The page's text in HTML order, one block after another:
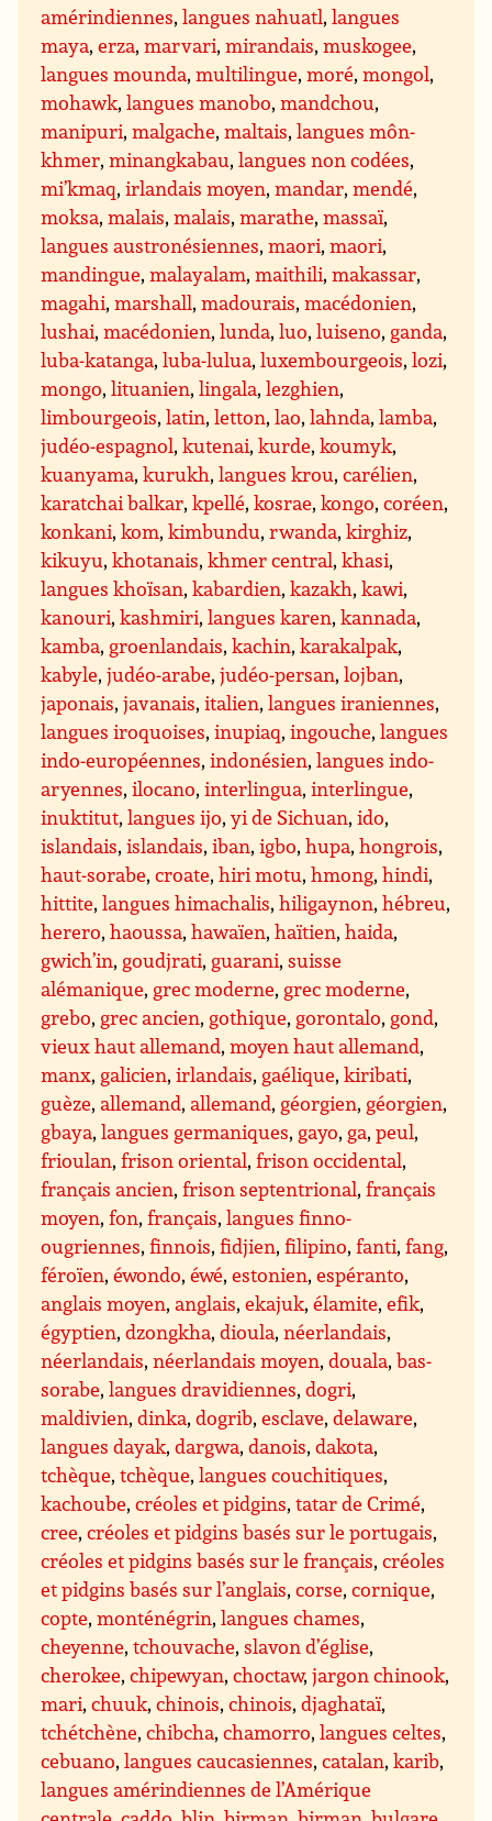
amérindiennes,langues nahuatl,langues
maya,erza,marvari,mirandais,muskogee,
langues mounda,multilingue,moré,mongol,
mohawk,langues manobo,mandchou,
manipuri,malgache,maltais,langues môn-
khmer,minangkabau,langues non codées,
mi’kmaq,irlandais moyen,mandar,mendé,
moksa,malais,malais,marathe,massaï,
langues austronésiennes,maori,maori,
mandingue,malayalam,maithili,makassar,
magahi,marshall,madourais,macédonien,
lushai,macédonien,lunda,luo,luiseno, ganda,
luba-katanga,luba-lulua,luxembourgeois,lozi,
mongo,lituanien,lingala,lezghien,
limbourgeois,latin,letton,lao,lahnda,lamba,
judéo-espagnol,kutenai,kurde,koumyk,
kuanyama,kurukh,langues krou,carélien,
karatchai balkar,kpellé,kosrae,kongo,coréen,
konkani,kom,kimbundu,rwanda,kirghiz,
kikuyu,khotanais,khmer central,khasi,
langues khoïsan,kabardien,kazakh,kawi,
kanouri,kashmiri,langues karen,kannada,
kamba, groenlandais,kachin,karakalpak,
kabyle,judéo-arabe,judéo-persan,lojban,
japonais,javanais,italien,langues iraniennes,
langues iroquoises,inupiaq,ingouche,langues
indo-européennes,indonésien,langues indo-
aryennes,ilocano,interlingua,interlingue,
inuktitut,langues ijo,yi de Sichuan,ido,
islandais,islandais,iban,igbo,hupa,hongrois,
haut-sorabe,croate,hiri motu,hmong,hindi,
hittite,langues himachalis,hiligaynon,hébreu,
herero,haoussa,hawaïen,haïtien,haida,
gwich’in, goudjrati, guarani,suisse
alémanique, grec moderne, grec moderne,
grebo, grec ancien, gothique, gorontalo, gond,
vieux haut allemand,moyen haut allemand,
manx, galicien,irlandais, gaélique,kiribati,
guèze,allemand,allemand, géorgien, géorgien,
gbaya,langues germaniques, gayo, ga,peul,
frioulan,frison oriental,frison occidental,
français ancien,frison septentrional,français
moyen,fon,français,langues finno-
ougriennes,finnois,fidjien,filipino,fanti,fang,
féroïen,éwondo,éwé,estonien,espéranto,
anglais moyen,anglais,ekajuk,élamite,efik,
égyptien,dzongkha,dioula,néerlandais,
néerlandais,néerlandais moyen,douala,bas-
sorabe,langues dravidiennes,dogri,
maldivien,dinka,dogrib,esclave,delaware,
langues dayak,dargwa,danois,dakota,
tchèque,tchèque,langues couchitiques,
kachoube,créoles et pidgins,tatar de Crimé,
cree,créoles et pidgins basés sur le portugais,
créoles et pidgins basés sur le français,créoles
et pidgins basés sur l’anglais,corse,cornique,
copte,monténégrin,langues chames,
cheyenne,tchouvache,slavon d’église,
cherokee,chipewyan,choctaw,jargon chinook,
mari,chuuk,chinois,chinois,djaghataï,
tchétchène,chibcha,chamorro,langues celtes,
cebuano,langues caucasiennes,catalan,karib,
langues amérindiennes de l’Amérique